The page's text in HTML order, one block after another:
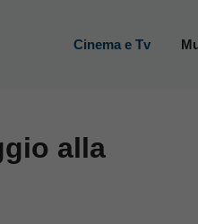
Cinema e Tv
alla